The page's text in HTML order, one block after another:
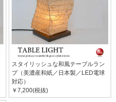
スタイリッシュな和風テーブルラン
プ（美濃産和紙／日本製／LED電球
対応）
￥7,200(税抜)